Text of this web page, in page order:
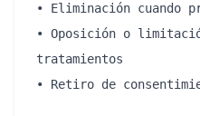
• Eliminación cuando
• Oposición o
tratamientos
• Retiro de